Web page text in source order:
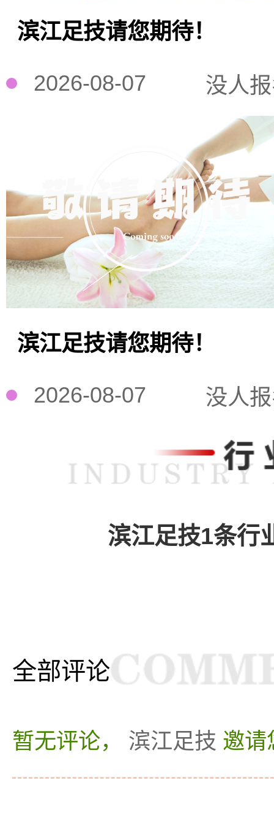
滨江足技请您期待！
2026-08-07 没人
滨江足技请您期待！
2026-08-07 没人
滨江足技1条行
全部评论
暂无评论， 滨江足技 邀请